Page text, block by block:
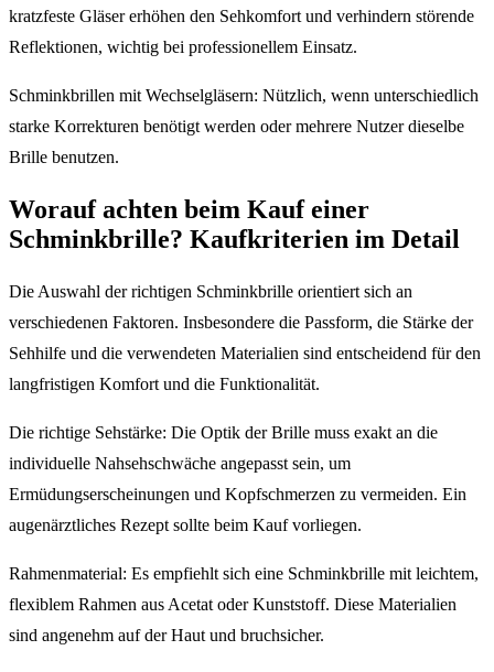
kratzfeste Gläser erhöhen den Sehkomfort und verhindern störende
Reflektionen, wichtig bei professionellem Einsatz.
Schminkbrillen mit Wechselgläsern: Nützlich, wenn unterschiedlich
starke Korrekturen benötigt werden oder mehrere Nutzer dieselbe
Brille benutzen.
Worauf achten beim Kauf einer
Schminkbrille? Kaufkriterien im Detail
Die Auswahl der richtigen Schminkbrille orientiert sich an
verschiedenen Faktoren. Insbesondere die Passform, die Stärke der
Sehhilfe und die verwendeten Materialien sind entscheidend für den
langfristigen Komfort und die Funktionalität.
Die richtige Sehstärke: Die Optik der Brille muss exakt an die
individuelle Nahsehschwäche angepasst sein, um
Ermüdungserscheinungen und Kopfschmerzen zu vermeiden. Ein
augenärztliches Rezept sollte beim Kauf vorliegen.
Rahmenmaterial: Es empfiehlt sich eine Schminkbrille mit leichtem,
flexiblem Rahmen aus Acetat oder Kunststoff. Diese Materialien
sind angenehm auf der Haut und bruchsicher.